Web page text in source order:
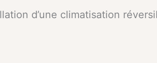
d’une climatisation